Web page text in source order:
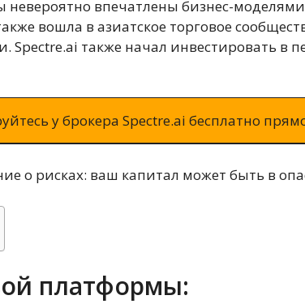
невероятно впечатлены бизнес-
вошла в азиатское торговое
Spectre.ai также начал инвестировать в
у брокера Spectre.ai бесплатно
о рисках: ваш капитал может быть в
платформы: